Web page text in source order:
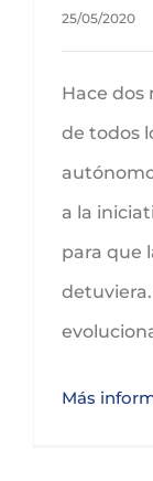
25/05/2020
Hace dos
de todos
a la
para que
Más